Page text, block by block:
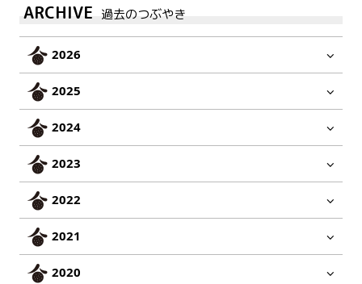
ARCHIVE 過去のつぶやき
2026
2025
2024
2023
2022
2021
2020